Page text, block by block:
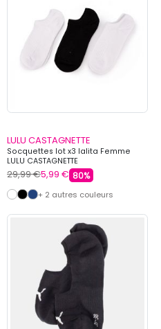
LULU CASTAGNETTE
Socquettes lot x3 lalita Femme
LULU CASTAGNETTE
29,99 €5,99 € 80%
+ 2 autres couleurs